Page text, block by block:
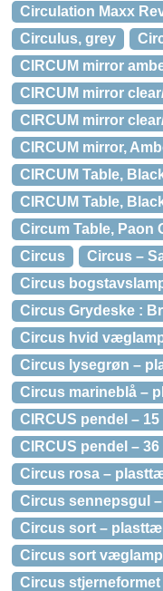
Circulation Maxx
Circulus, grey
CIRCUM mirror
CIRCUM mirror
CIRCUM mirror
CIRCUM mirror,
CIRCUM Table,
CIRCUM Table,
Circum Table, Paon
Circus
Circus –
Circus
Circus Grydeske :
Circus hvid
Circus lysegrøn –
Circus marineblå –
CIRCUS pendel –
CIRCUS pendel –
Circus rosa –
Circus sennepsgul
Circus sort –
Circus sort
Circus